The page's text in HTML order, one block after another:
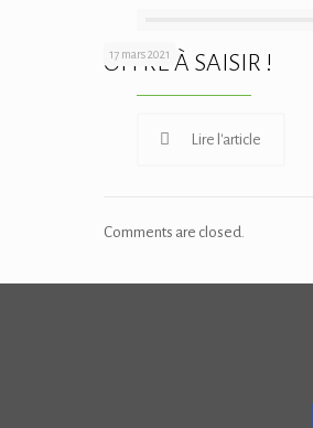
17 mars 2021
OFFRE À SAISIR !
Lire l'article
Comments are closed.